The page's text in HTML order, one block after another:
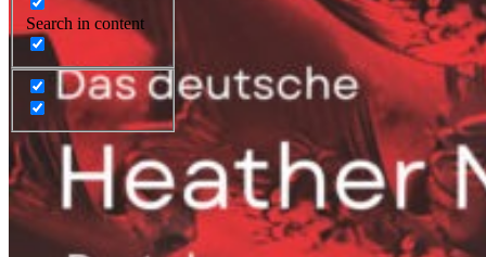
Search in content